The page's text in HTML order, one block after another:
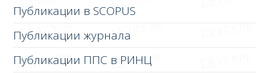
Публикации в SCOPUS
Публикации журнала
Публикации ППС в РИНЦ